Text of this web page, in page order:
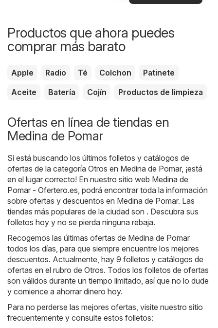
Productos que ahora puedes
comprar más barato
Apple Radio Té Colchon
Patinete
Aceite
Batería Cojín Productos de limpieza
Ofertas en línea de tiendas en
Medina de Pomar
Si está buscando los últimos folletos y catálogos de
ofertas de la categoría Otros en Medina de Pomar, ¡está
en el lugar correcto! En nuestro sitio web Medina de
Pomar - Ofertero.es, podrá encontrar toda la información
sobre ofertas y descuentos en Medina de Pomar. Las
tiendas más populares de la ciudad son . Descubra sus
folletos hoy y no se pierda ninguna rebaja.
Recogemos las últimas ofertas de Medina de Pomar
todos los días, para que siempre encuentre los mejores
descuentos. Actualmente, hay 9 folletos y catálogos de
ofertas en el rubro de Otros. Todos los folletos de ofertas
son válidos durante un tiempo limitado, así que no lo dude
y comience a ahorrar dinero hoy.
Para no perderse las mejores ofertas, visite nuestro sitio
frecuentemente y consulte estos folletos: